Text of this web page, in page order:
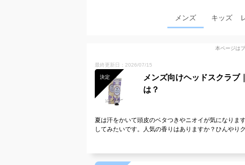
メンズ キッズ
本ページは
最終更新日：2026/07/15
決定
メンズ向けヘッドスクラブ
は？
夏は汗をかいて頭皮のベタつきやニオイが気になりま
してみたいです。人気の香りはありますか？ひんやり